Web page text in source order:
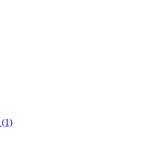
(1)